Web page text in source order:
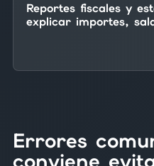
Reportes fiscales y
explicar importes,
Errores